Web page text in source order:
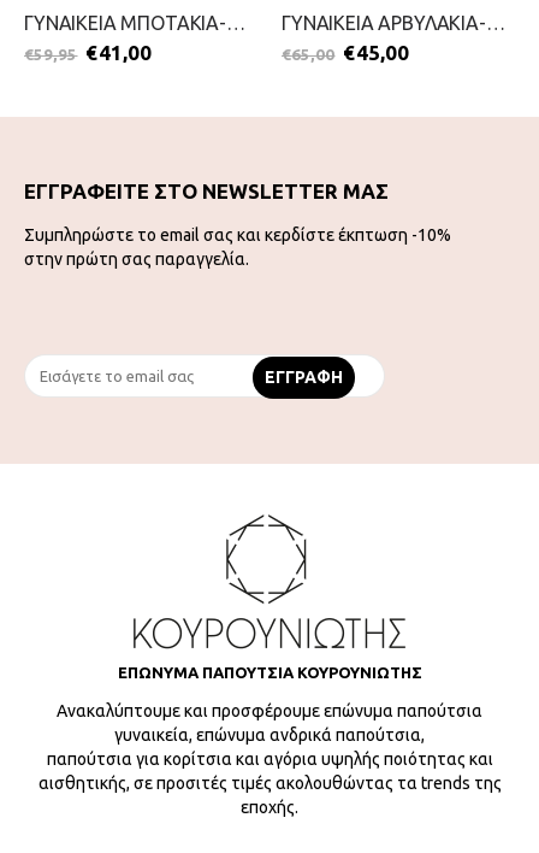
ΓΥΝΑΙΚΕΙΑ ΜΠΟΤΑΚΙΑ-MARCO TOZZI-2111-0074-ΚΟΚΚΙΝΟ
€59,95 €41,00
ΓΥΝΑΙΚΕΙΑ ΑΡΒΥΛΑΚΙΑ-MEMBER-2111-0286-ΜΠΟΡΝΤΟ
€65,00 €45,00
ΕΓΓΡΑΦΕΙΤΕ ΣΤΟ NEWSLETTER ΜΑΣ
Συμπληρώστε το email σας και κερδίστε έκπτωση -10%
στην πρώτη σας παραγγελία.
ΕΠΩΝΥΜΑ ΠΑΠΟΥΤΣΙΑ ΚΟΥΡΟΥΝΙΩΤΗΣ
Ανακαλύπτουμε και προσφέρουμε επώνυμα παπούτσια
γυναικεία, επώνυμα ανδρικά παπούτσια,
παπούτσια για κορίτσια και αγόρια υψηλής ποιότητας και
αισθητικής, σε προσιτές τιμές ακολουθώντας τα trends της
εποχής.